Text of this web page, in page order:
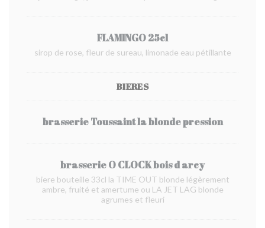
FLAMINGO 25cl
sirop de rose, fleur de sureau, limonade eau pétillante
BIERES
brasserie Toussaint la blonde pression
brasserie O CLOCK bois d arcy
biere bouteille 33cl la TIME OUT blonde légèrement
ambre, fruité et amertume ou LA JET LAG blonde
agrumes et fleuri